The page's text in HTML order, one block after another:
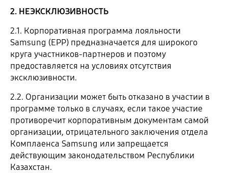
2. НЕЭКСКЛЮЗИВНОСТЬ
2.1. Корпоративная программа лояльности
Samsung (EPP) предназначается для широкого
круга участников-партнеров и поэтому
предоставляется на условиях отсутствия
эксклюзивности.
2.2. Организации может быть отказано в участии в
программе только в случаях, если такое участие
противоречит корпоративным документам самой
организации, отрицательного заключения отдела
Комплаенса Samsung или запрещается
действующим законодательством Республики
Казахстан.